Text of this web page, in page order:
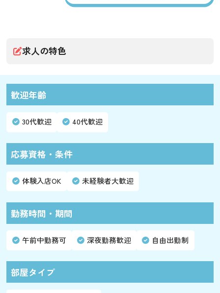
求人の特色
歓迎年齢
30代歓迎 40代歓迎
応募資格・条件
体験入店OK 未経験者大歓迎
勤務時間・期間
午前中勤務可 深夜勤務歓迎 自由出勤制
部屋タイプ